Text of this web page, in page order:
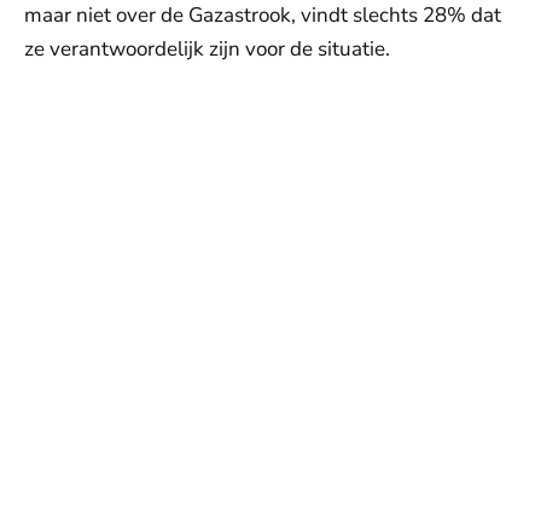
maar niet over de Gazastrook, vindt slechts 28% dat
ze verantwoordelijk zijn voor de situatie.